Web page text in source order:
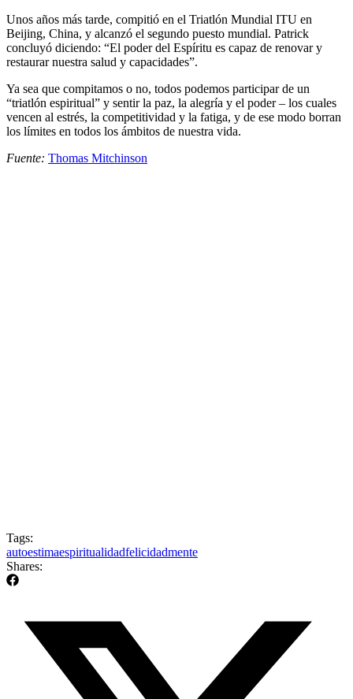
Unos años más tarde, compitió en el Triatlón Mundial ITU en
Beijing, China, y alcanzó el segundo puesto mundial. Patrick
concluyó diciendo: “El poder del Espíritu es capaz de renovar y
restaurar nuestra salud y capacidades”.
Ya sea que compitamos o no, todos podemos participar de un
“triatlón espiritual” y sentir la paz, la alegría y el poder – los cuales
vencen al estrés, la competitividad y la fatiga, y de ese modo borran
los límites en todos los ámbitos de nuestra vida.
Fuente: Thomas Mitchinson
Tags:
autoestimaespiritualidadfelicidadmente
Shares: